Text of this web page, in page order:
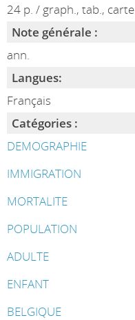
24 p. / graph., tab., carte
Note générale :
ann.
Langues:
Français
Catégories :
DEMOGRAPHIE
IMMIGRATION
MORTALITE
POPULATION
ADULTE
ENFANT
BELGIQUE